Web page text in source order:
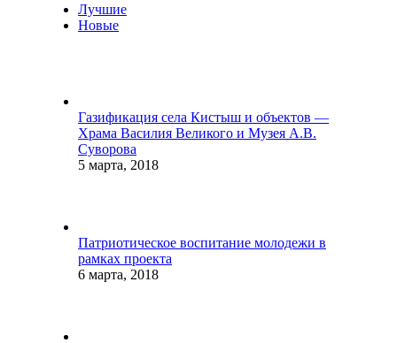
Лучшие
Новые
Газификация села Кистыш и объектов —
Храма Василия Великого и Музея А.В.
Суворова
5 марта, 2018
Патриотическое воспитание молодежи в
рамках проекта
6 марта, 2018